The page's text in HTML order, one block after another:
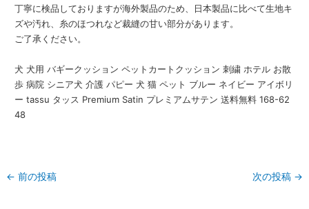
丁寧に検品しておりますが海外製品のため、日本製品に比べて生地キ
ズや汚れ、糸のほつれなど裁縫の甘い部分があります。
ご了承ください。
犬 犬用 バギークッション ペットカートクッション 刺繍 ホテル お散
歩 病院 シニア犬 介護 パピー 犬 猫 ペット ブルー ネイビー アイボリ
ー tassu タッス Premium Satin プレミアムサテン 送料無料 168-62
48
← 前の投稿 次の投稿 →